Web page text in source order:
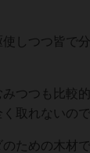
しつつ皆で
つつも比較
取れないの
のための木材